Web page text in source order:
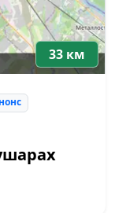
33 км